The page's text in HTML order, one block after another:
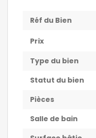
Réf du Bien
Prix
Type du bien
Statut du bien
Pièces
Salle de bain